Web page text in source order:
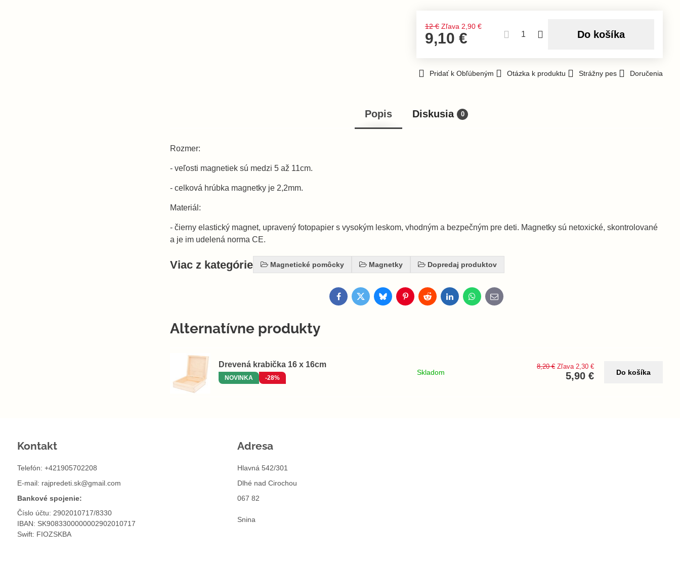
12 € Zľava 2,90 €
9,10 € Do košíka
Pridať k Obľúbeným Otázka k produktu Strážny pes Doručenia
Popis Diskusia 0
Rozmer:
- veľosti magnetiek sú medzi 5 až 11cm.
- celková hrúbka magnetky je 2,2mm.
Materiál:
- čierny elastický magnet, upravený fotopapier s vysokým leskom, vhodným a bezpečným pre deti. Magnetky sú netoxické, skontrolované
a je im udelená norma CE.
Viac z kategórie Magnetické pomôcky Magnetky Dopredaj produktov
FacebookTwitterBlueskyPinterestRedditLinkedInWhatsApp
E-
mail
Alternatívne produkty
Drevená krabička 16 x 16cm
NOVINKA -28%
Skladom 5,90 €
8,20 € Zľava 2,30 €
Do košíka
Kontakt
Telefón: +421905702208
E-mail: rajpredeti.sk@gmail.com
Bankové spojenie:
Číslo účtu: 2902010717/8330
IBAN: SK9083300000002902010717
Swift: FIOZSKBA
Adresa
Hlavná 542/301
Dlhé nad Cirochou
067 82
Snina